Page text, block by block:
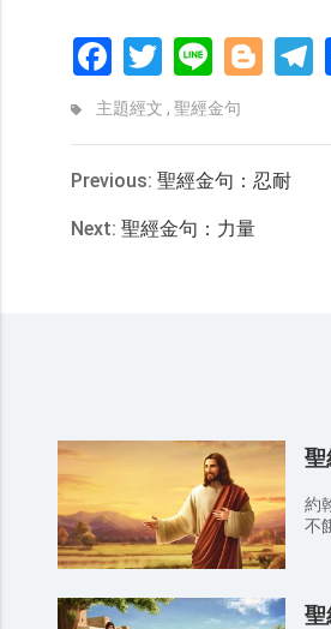
FacebookTwitterLine Blogger
主題經文 , 聖經金句
Previous: 聖經金句：忍耐
Next: 聖經金句：力量
聖
約
不
聖